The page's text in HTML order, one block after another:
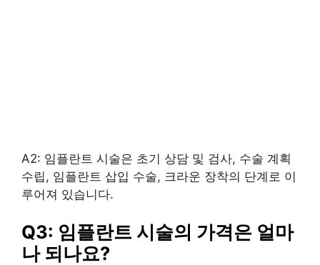
A2: 임플란트 시술은 초기 상담 및 검사, 수술 계획
수립, 임플란트 삽입 수술, 크라운 장착의 단계로 이
루어져 있습니다.
Q3: 임플란트 시술의 가격은 얼마
나 되나요?